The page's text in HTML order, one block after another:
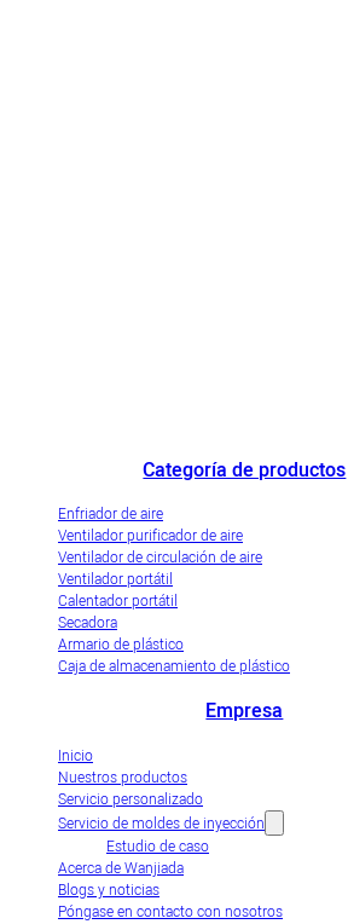
Categoría de productos
Enfriador de aire
Ventilador purificador de aire
Ventilador de circulación de aire
Ventilador portátil
Calentador portátil
Secadora
Armario de plástico
Caja de almacenamiento de plástico
Empresa
Inicio
Nuestros productos
Servicio personalizado
Servicio de moldes de inyección
Estudio de caso
Acerca de Wanjiada
Blogs y noticias
Póngase en contacto con nosotros